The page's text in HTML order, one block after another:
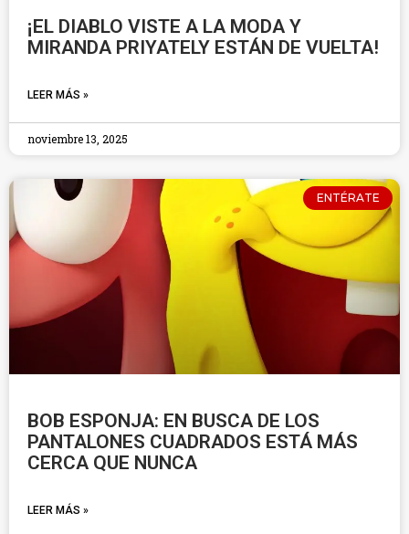
¡EL DIABLO VISTE A LA MODA Y
MIRANDA PRIYATELY ESTÁN DE VUELTA!
LEER MÁS »
noviembre 13, 2025
ENTÉRATE
BOB ESPONJA: EN BUSCA DE LOS
PANTALONES CUADRADOS ESTÁ MÁS
CERCA QUE NUNCA
LEER MÁS »